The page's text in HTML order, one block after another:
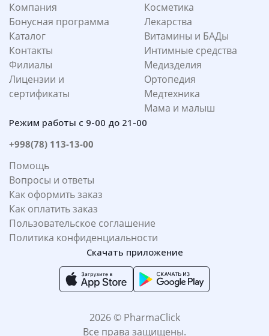
Компания
Бонусная программа
Каталог
Контакты
Филиалы
Лицензии и
сертификаты
Косметика
Лекарства
Витамины и БАДы
Интимные средства
Медизделия
Ортопедия
Медтехника
Мама и малыш
Режим работы с 9-00 до 21-00
+998(78) 113-13-00
Помощь
Вопросы и ответы
Как оформить заказ
Как оплатить заказ
Пользовательское соглашение
Политика конфиденциальности
Скачать приложение
2026 © PharmaClick
Все права защищены.